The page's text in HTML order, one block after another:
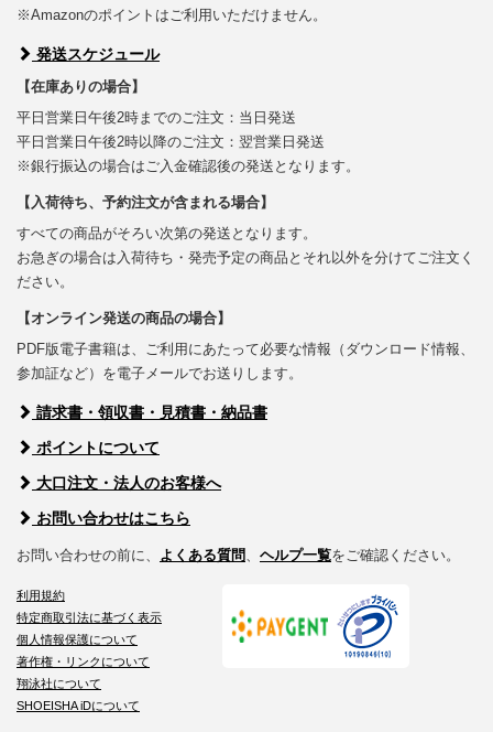
※Amazonのポイントはご利用いただけません。
発送スケジュール
【在庫ありの場合】
平日営業日午後2時までのご注文：当日発送
平日営業日午後2時以降のご注文：翌営業日発送
※銀行振込の場合はご入金確認後の発送となります。
【入荷待ち、予約注文が含まれる場合】
すべての商品がそろい次第の発送となります。
お急ぎの場合は入荷待ち・発売予定の商品とそれ以外を分けてご注文く
ださい。
【オンライン発送の商品の場合】
PDF版電子書籍は、ご利用にあたって必要な情報（ダウンロード情報、
参加証など）を電子メールでお送りします。
請求書・領収書・見積書・納品書
ポイントについて
大口注文・法人のお客様へ
お問い合わせはこちら
お問い合わせの前に、 よくある質問 ヘルプ一覧をご確認ください。
利用規約
特定商取引法に基づく表示
個人情報保護について
著作権・リンクについて
翔泳社について
SHOEISHA iDについて